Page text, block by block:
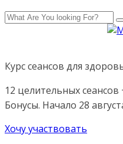
Курс сеансов для
12 целительных
Бонусы. Начало 28
Хочу участвовать